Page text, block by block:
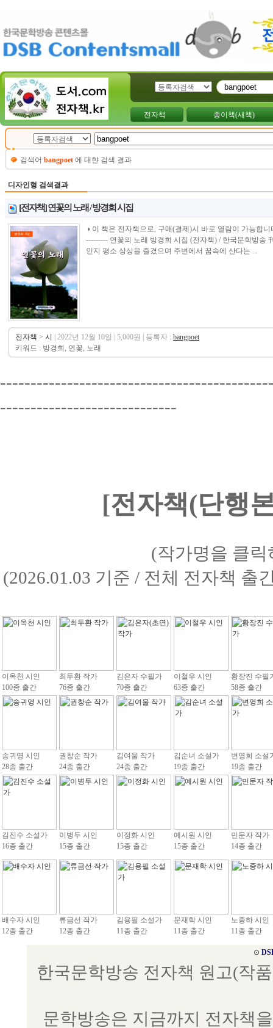
전자책 종이책(새책)
검색어 bangpoet 에 대햔 검색 결과
디자인형 검색결과
[전자책] 연꽃의 노래 / 방경희 시집
◑ 이 책은 전자책으로, 구매(결제)시 바로 열람이 가능합
--------- 연꽃의 노래 방경희 시집 (전자책) / 한국문학방
인지 평소 상상을 즐겼으며 주변에서 꿈속에 산다는 ...
전자책 > 시 | 2022년 12월 10일 | 5,000원 | 등록자 : bangpoet
키워드 : 방경희, 연꽃, 노래
-----------------------------
[전자책(단행
(작가명을 클
(2026.01.03 기준 / 전체 전자책 출
이옥천 시인
100종 출간
최두환 작가
76종 출간
김은자 수필가
70종 출간
이철우 시인
63종 출간
황장진 수필
58종 출간
송귀영 시인
28종 출간
권창순 작가
24종 출간
김여울 작가
24종 출간
김순녀 소설가
19종 출간
변영희 소설
19종 출간
김진수 소설가
16종 출간
이병두 시인
15종 출간
이정화 시인
15종 출간
예시원 시인
15종 출간
민문자 작가
14종 출간
배수자 시인
12종 출간
류금선 작가
12종 출간
김용필 소설가
11종 출간
문재학 시인
11종 출간
노중하 시인
11종 출간
⊙
한국문학방송 전자책 원고(작
문학방송은 지금까지 전자책